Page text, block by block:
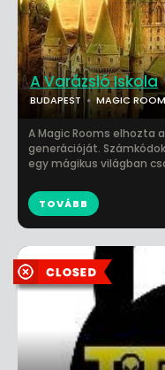
A Varázsló Iskola
BUDAPEST MAGIC
A Magic Rooms elhozta
generációját.
egy mágikus világban
TOVÁBB